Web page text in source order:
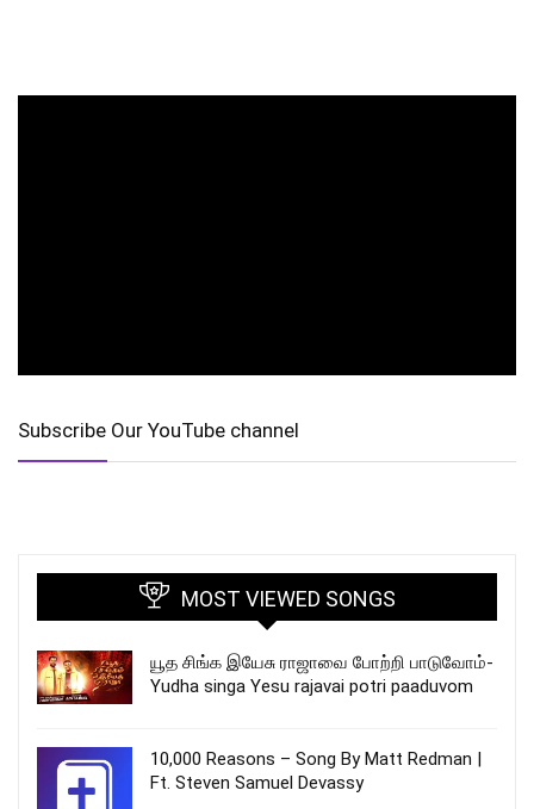
Subscribe Our YouTube channel
MOST VIEWED SONGS
யூத சிங்க இயேசு ராஜாவை போற்றி பாடுவோம்-
Yudha singa Yesu rajavai potri paaduvom
10,000 Reasons – Song By Matt Redman |
Ft. Steven Samuel Devassy